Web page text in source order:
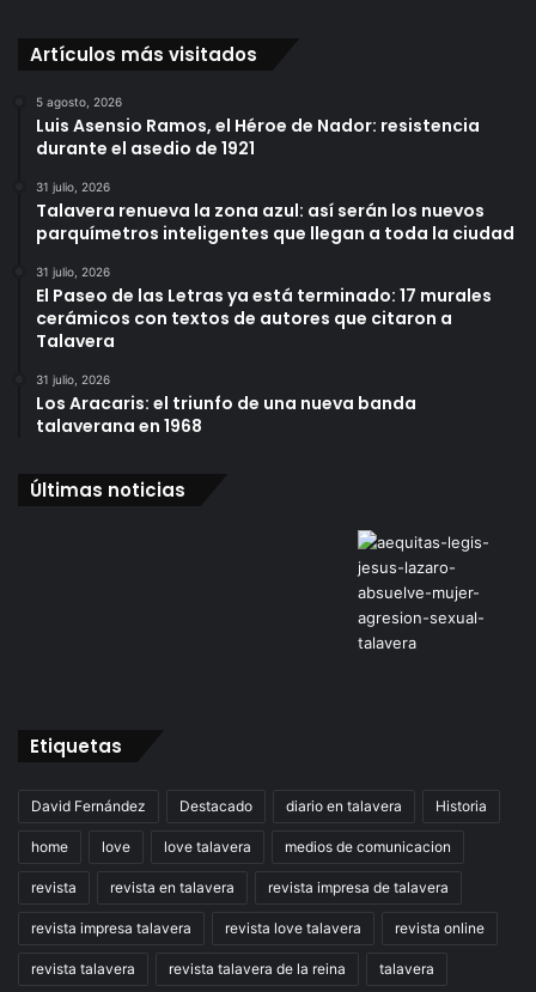
Artículos más visitados
5 agosto, 2026
Luis Asensio Ramos, el Héroe de Nador: resistencia
durante el asedio de 1921
31 julio, 2026
Talavera renueva la zona azul: así serán los nuevos
parquímetros inteligentes que llegan a toda la ciudad
31 julio, 2026
El Paseo de las Letras ya está terminado: 17 murales
cerámicos con textos de autores que citaron a
Talavera
31 julio, 2026
Los Aracaris: el triunfo de una nueva banda
talaverana en 1968
Últimas noticias
Etiquetas
David Fernández Destacado diario en talavera Historia
home love love talavera medios de comunicacion
revista revista en talavera revista impresa de talavera
revista impresa talavera revista love talavera revista online
revista talavera revista talavera de la reina talavera